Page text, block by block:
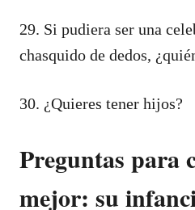
29. Si pudiera ser una
chasquido de dedos,
30. ¿Quieres tener hijos?
Preguntas para
mejor: su